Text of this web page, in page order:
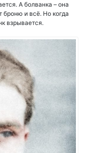
А болванка – она
броню и всё. Но когда
взрывается.